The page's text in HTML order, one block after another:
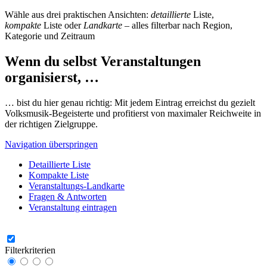
Wähle aus drei praktischen Ansichten: detaillierte Liste,
kompakte Liste oder Landkarte – alles filterbar nach Region,
Kategorie und Zeitraum
Wenn du selbst Veranstaltungen
organisierst, …
… bist du hier genau richtig: Mit jedem Eintrag erreichst du gezielt
Volksmusik-Begeisterte und profitierst von maximaler Reichweite in
der richtigen Zielgruppe.
Navigation überspringen
Detaillierte Liste
Kompakte Liste
Veranstaltungs-Landkarte
Fragen & Antworten
Veranstaltung eintragen
Filterkriterien